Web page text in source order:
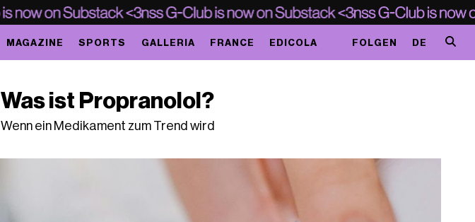
MAGAZINE SPORTS GALLERIA FRANCE EDICOLA FOLGEN DE
Was ist Propranolol?
Wenn ein Medikament zum Trend wird